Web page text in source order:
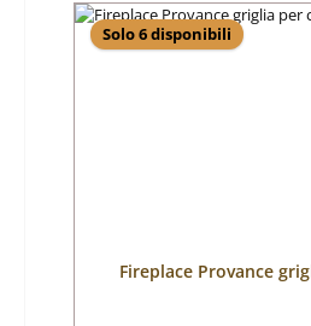
Solo 6 disponibili
Fireplace Provance